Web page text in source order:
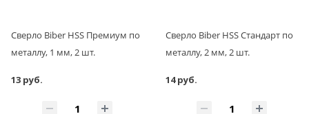
Сверло Biber HSS Премиум по
металлу, 1 мм, 2 шт.
13 руб.
Сверло Biber HSS Стандарт по
металлу, 2 мм, 2 шт.
14 руб.